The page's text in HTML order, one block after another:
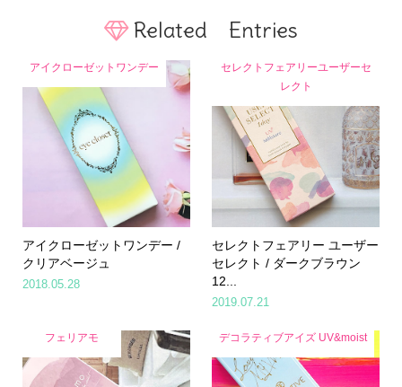
Related Entries
アイクローゼットワンデー
アイクローゼットワンデー /
クリアベージュ
2018.05.28
セレクトフェアリーユーザーセ
レクト
セレクトフェアリー ユーザー
セレクト / ダークブラウン
12...
2019.07.21
フェリアモ デコラティブアイズ UV&moist
Home Share Search Contact